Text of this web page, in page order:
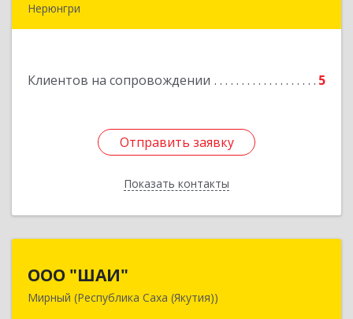
Нерюнгри
Клиентов на сопровождении 5
Отправить заявку
Показать контакты
Подробнее
Отправить заявку
Назад
ООО "ШАИ"
Мирный (Республика Саха (Якутия))
678175, Республика Саха (Якутия), у.